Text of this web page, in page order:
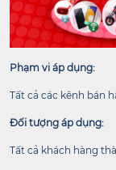
Phạm vi áp dụng:
Tất cả các kênh bán
Đối tượng áp dụng:
Tất cả khách hàng